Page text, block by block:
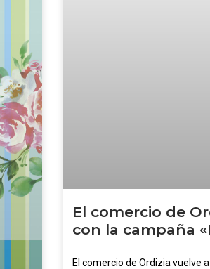
El comercio de
con la campaña
El comercio de Ordizia vuelve